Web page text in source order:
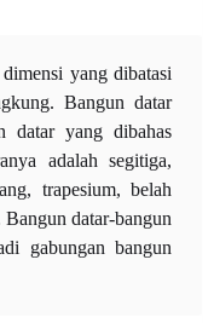
yang dibatasi
Bangun datar
datar yang dibahas
adalah segitiga,
trapesium, belah
datar-bangun
gabungan bangun